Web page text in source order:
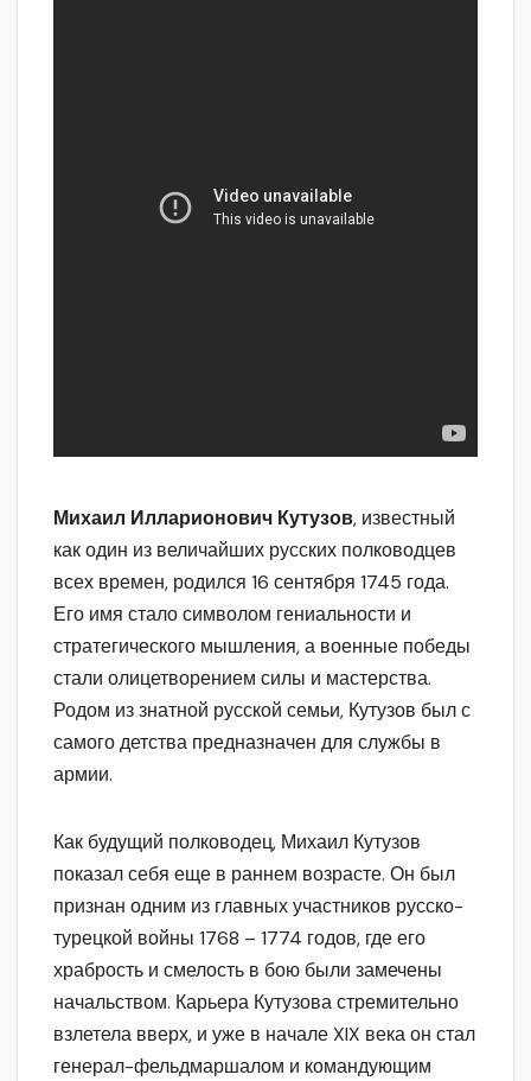
Михаил Илларионович Кутузов, известный
как один из величайших русских полководцев
всех времен, родился 16 сентября 1745 года.
Его имя стало символом гениальности и
стратегического мышления, а военные победы
стали олицетворением силы и мастерства.
Родом из знатной русской семьи, Кутузов был с
самого детства предназначен для службы в
армии.
Как будущий полководец, Михаил Кутузов
показал себя еще в раннем возрасте. Он был
признан одним из главных участников русско-
турецкой войны 1768 – 1774 годов, где его
храбрость и смелость в бою были замечены
начальством. Карьера Кутузова стремительно
взлетела вверх, и уже в начале XIX века он стал
генерал-фельдмаршалом и командующим